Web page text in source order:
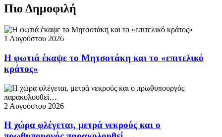
Πιο Δημοφιλή
1 Αυγούστου 2026
Η φωτιά έκαψε το Μητσοτάκη και το «επιτελικό
κράτος»
2 Αυγούστου 2026
Η χώρα φλέγεται, μετρά νεκρούς και ο